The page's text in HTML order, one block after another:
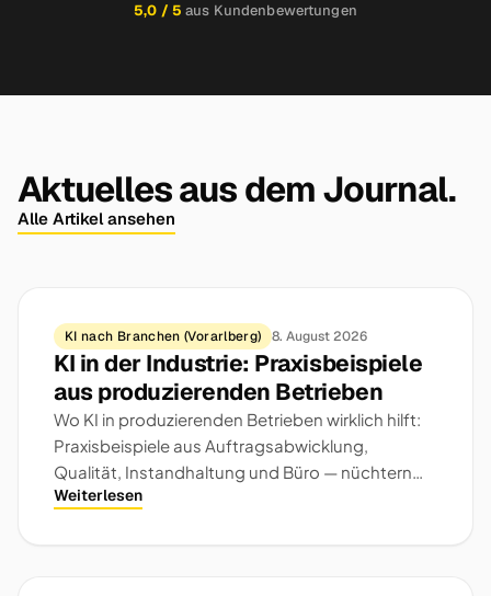
5,0 / 5 aus Kundenbewertungen
Aktuelles aus dem Journal.
Alle Artikel ansehen
KI nach Branchen (Vorarlberg) 8. August 2026
KI in der Industrie: Praxisbeispiele
aus produzierenden Betrieben
Wo KI in produzierenden Betrieben wirklich hilft:
Praxisbeispiele aus Auftragsabwicklung,
Qualität, Instandhaltung und Büro — nüchtern
eingeordnet.
Weiterlesen